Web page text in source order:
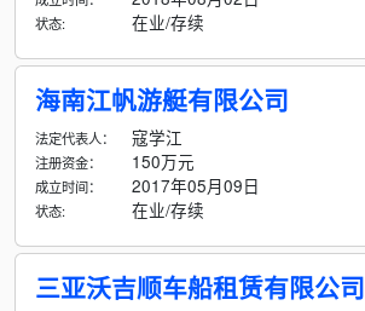
状态: 在业/存续
海南江帆游艇有限公司
法定代表人： 寇学江
注册资金： 150万元
成立时间： 2017年05月09日
状态: 在业/存续
三亚沃吉顺车船租赁有限公司